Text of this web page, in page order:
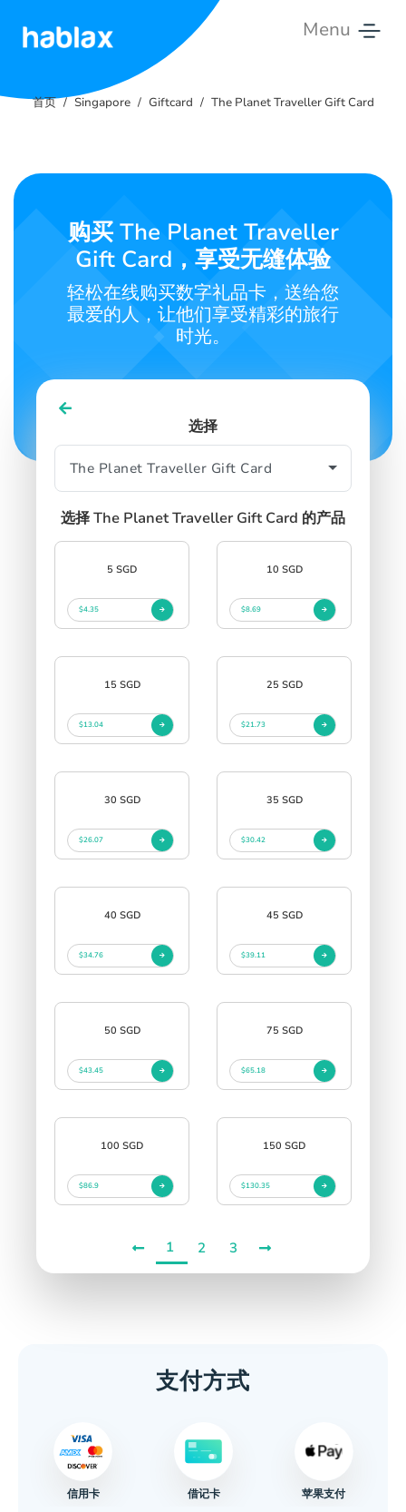
Menu
服
中文
SIGN INSIGN UP
首页 Singapore Giftcard The Planet Traveller Gift Card
购买 The Planet Traveller
Gift Card，享受无缝体验
轻松在线购买数字礼品卡，送给您
最爱的人，让他们享受精彩的旅行
时光。
选择
选择 The Planet Traveller Gift Card 的产品
5 SGD
$4.35
10 SGD
$8.69
15 SGD
$13.04
25 SGD
$21.73
30 SGD
$26.07
35 SGD
$30.42
40 SGD
$34.76
45 SGD
$39.11
50 SGD
$43.45
75 SGD
$65.18
100 SGD
$86.9
150 SGD
$130.35
1 2 3
支付方式
信用卡 借记卡 苹果支付